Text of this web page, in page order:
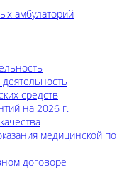
амбулаторий
средств
на 2026 г.
медицинской
договоре